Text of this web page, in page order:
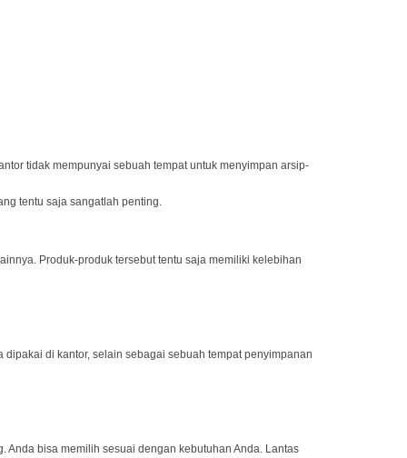
tidak mempunyai sebuah tempat untuk menyimpan arsip-
tentu saja sangatlah penting.
Produk-produk tersebut tentu saja memiliki kelebihan
di kantor, selain sebagai sebuah tempat penyimpanan
bisa memilih sesuai dengan kebutuhan Anda. Lantas